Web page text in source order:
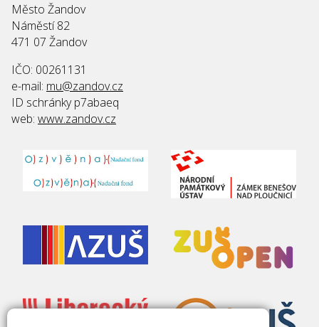
Město Žandov
Náměstí 82
471 07 Žandov
IČO: 00261131
e-mail: mu@zandov.cz
ID schránky p7abaeq
web: www.zandov.cz